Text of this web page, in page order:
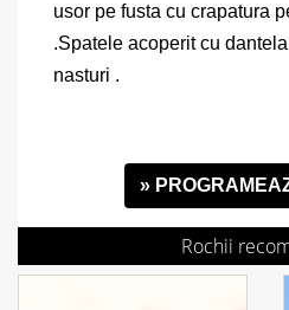
usor pe fusta cu crapatura
.Spatele acoperit cu
nasturi .
»
Rochii